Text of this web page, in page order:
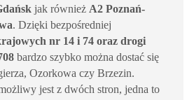
jak również A2 Poznań-
. Dzięki bezpośredniej
nr 14 i 74 oraz drogi
bardzo szybko można dostać się
Ozorkowa czy Brzezin.
jest z dwóch stron, jedna to